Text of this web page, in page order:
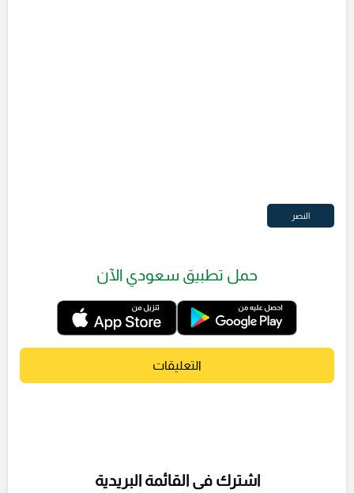
النصر
حمل تطبيق سعودي الآن
التعليقات
اشترك فى القائمة البريدية